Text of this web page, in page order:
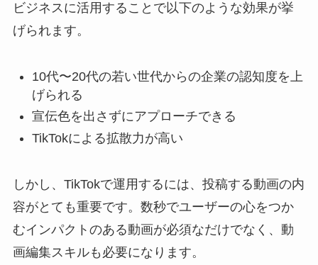
ビジネスに活用することで以下のような効果が挙
げられます。
10代〜20代の若い世代からの企業の認知度を上
げられる
宣伝色を出さずにアプローチできる
TikTokによる拡散力が高い
しかし、TikTokで運用するには、投稿する動画の内
容がとても重要です。数秒でユーザーの心をつか
むインパクトのある動画が必須なだけでなく、動
画編集スキルも必要になります。